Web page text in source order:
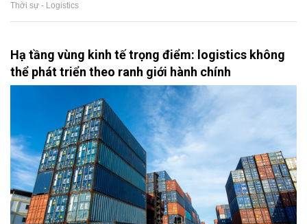
Thời sự - Logistics
Hạ tầng vùng kinh tế trọng điểm: logistics không
thể phát triển theo ranh giới hành chính